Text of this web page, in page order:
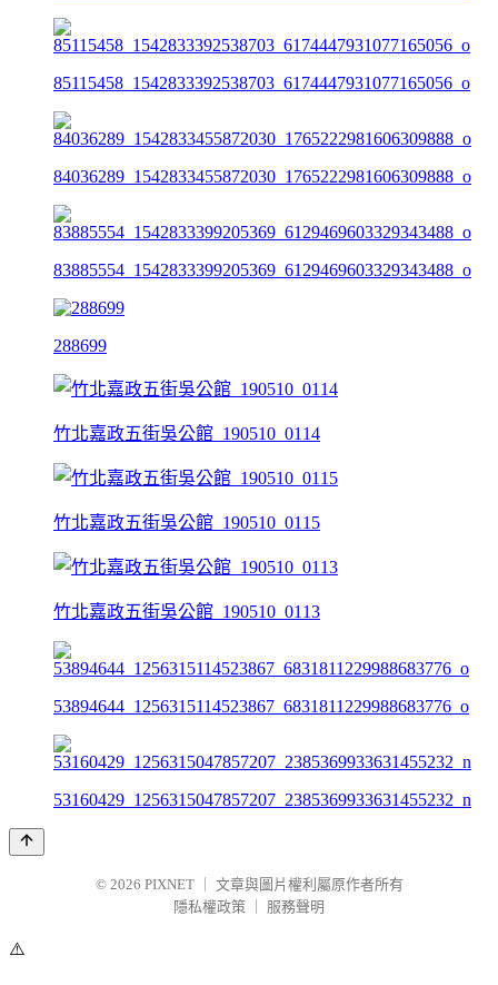
85115458_1542833392538703_6174447931077165056_o
84036289_1542833455872030_1765222981606309888_o
83885554_1542833399205369_6129469603329343488_o
288699
竹北嘉政五街吳公館_190510_0114
竹北嘉政五街吳公館_190510_0115
竹北嘉政五街吳公館_190510_0113
53894644_1256315114523867_6831811229988683776_o
53160429_1256315047857207_2385369933631455232_n
© 2026 PIXNET
文章與圖片權利屬原作者所有
隱私權政策
服務聲明
⚠️